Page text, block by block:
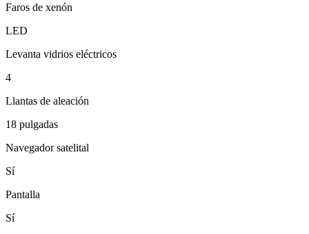
Faros de xenón
LED
Levanta vidrios eléctricos
4
Llantas de aleación
18 pulgadas
Navegador satelital
Sí
Pantalla
Sí